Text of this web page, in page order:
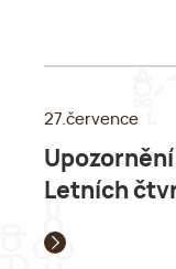
27.července
Letních